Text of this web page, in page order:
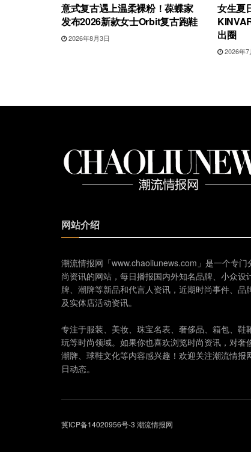
意式复古遇上温柔裸粉！葆蝶家
发布2026新款女士Orbit复古跑鞋
2026年8月3日
女生夏
出圈
2026年7
网站介绍
潮流情报网「www.chaoliunews.com」是一个专门
尚资讯的网站，每日播报国内外知名品牌、小众设
牌、潮牌等新品和代言人资讯，近期时尚事件、品
及实体店活动资讯。
专注于服装、美妆、珠宝名表、奢侈品、箱包、鞋
玩等时尚领域。如果你也喜欢浏览时尚资讯，对奢
潮牌、球鞋文化等内容感兴趣！欢迎关注潮流情报
日动态。
冀ICP备14020956号-3 潮流情报网